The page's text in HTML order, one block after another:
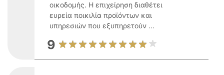
οικοδομής. Η επιχείρηση διαθέτει
ευρεία ποικιλία προϊόντων και
υπηρεσιών που εξυπηρετούν ...
9